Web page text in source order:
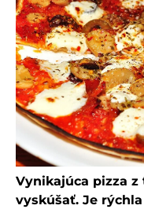
Vynikajúca pizza
vyskúšať. Je